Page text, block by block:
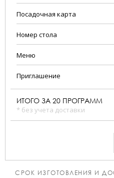
Посадочная карта
Номер стола
Меню
Приглашение
ИТОГО ЗА 20 ПРОГРАММ
* без учета доставки
СРОК ИЗГОТОВЛЕНИЯ И